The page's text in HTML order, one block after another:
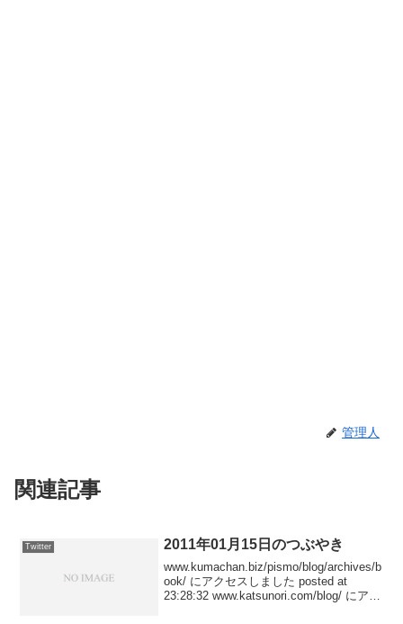
管理人
関連記事
Twitter 2011年01月15日のつぶやき
www.kumachan.biz/pismo/blog/archives/b
ook/ にアクセスしました posted at
23:28:32 www.katsunori.com/blog/ にアク